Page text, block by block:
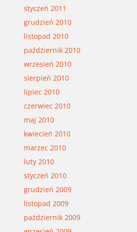
styczeń 2011
grudzień 2010
listopad 2010
październik 2010
wrzesień 2010
sierpień 2010
lipiec 2010
czerwiec 2010
maj 2010
kwiecień 2010
marzec 2010
luty 2010
styczeń 2010
grudzień 2009
listopad 2009
październik 2009